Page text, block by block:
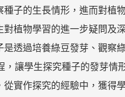
種子的生長情形，進而對植
對植物學習的進一步疑問及
是透過培養綠豆發芽、觀察
，讓學生探究種子的發芽情
從實作探究的經驗中，獲得